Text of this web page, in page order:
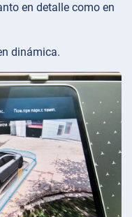
en detalle como en
dinámica.